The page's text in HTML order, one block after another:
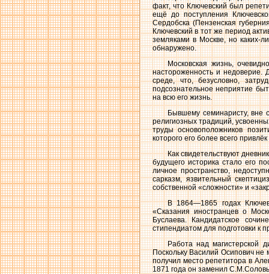
факт, что Ключевский был
ещё до поступления
Сердобска (Пензенская
Ключевский в тот же период
земляками в Москве, но каких-
обнаружено.
Московская жизнь,
настороженность и
среде, что, безусловно,
подсознательное неприятие
на всю его жизнь.
Бывшему семинаристу, вне
религиозных традиций,
труды основоположников
которого его более всего
Как свидетельствуют
будущего историка стало его
личное пространство,
сарказм, язвительный
собственной «сложности» и
В 1864—1865 годах
«Сказания иностранцев о
Буслаева. Кандидатское
стипендиатом для подготовки к
Работа над магистерской
Поскольку Василий Осипович не
получил место репетитора в
1871 года он заменил